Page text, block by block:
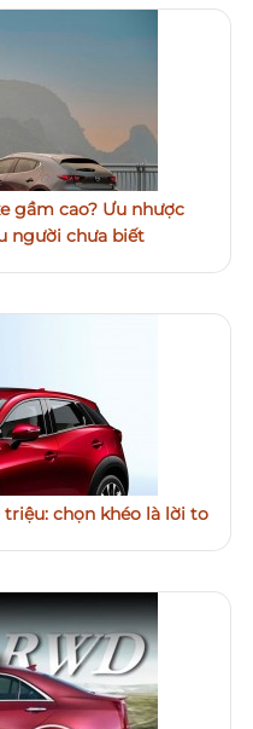
gầm cao? Ưu nhược
người chưa biết
chọn khéo là lời to